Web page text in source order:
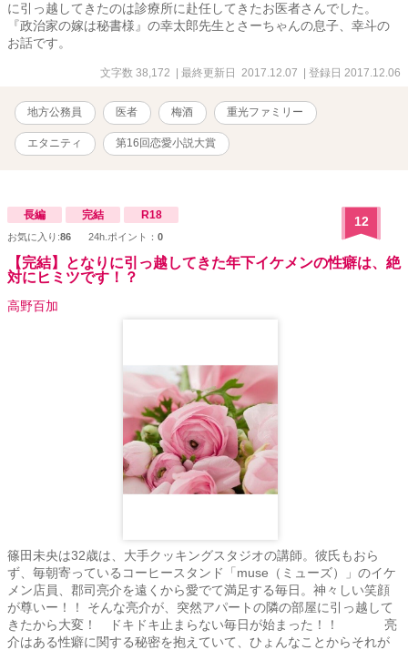
に引っ越してきたのは診療所に赴任してきたお医者さんでした。
『政治家の嫁は秘書様』の幸太郎先生とさーちゃんの息子、幸斗の
お話です。
文字数 38,172 | 最終更新日 2017.12.07 | 登録日 2017.12.06
地方公務員 医者 梅酒 重光ファミリー
エタニティ 第16回恋愛小説大賞
長編 完結 R18
お気に入り:86 24h.ポイント： 0
12
【完結】となりに引っ越してきた年下イケメンの性癖は、絶
対にヒミツです！？
高野百加
篠田未央は32歳は、大手クッキングスタジオの講師。彼氏もおら
ず、毎朝寄っているコーヒースタンド「muse（ミューズ）」のイケ
メン店員、郡司亮介を遠くから愛でて満足する毎日。神々しい笑顔
が尊いー！！ そんな亮介が、突然アパートの隣の部屋に引っ越して
きたから大変！ ドキドキ止まらない毎日が始まった！！ 亮
介はある性癖に関する秘密を抱えていて、ひょんなことからそれが